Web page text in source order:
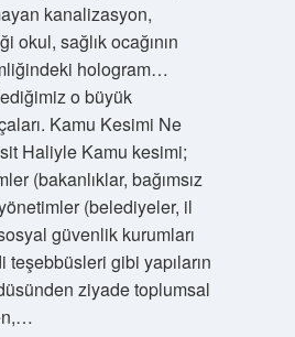
kanalizasyon,
okul, sağlık ocağının
hologram…
o büyük
Kamu Kesimi Ne
Haliyle Kamu kesimi;
(bakanlıklar, bağımsız
(belediyeler, il
güvenlik kurumları
teşebbüsleri gibi yapıların
ziyade toplumsal